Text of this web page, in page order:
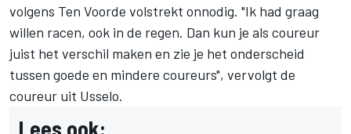
volgens Ten Voorde volstrekt onnodig. "Ik had graag
willen racen, ook in de regen. Dan kun je als coureur
juist het verschil maken en zie je het onderscheid
tussen goede en mindere coureurs", vervolgt de
coureur uit Usselo.